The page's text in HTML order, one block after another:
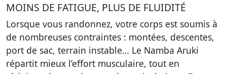
MOINS DE FATIGUE, PLUS DE FLUIDITÉ
Lorsque vous randonnez, votre corps est soumis à
de nombreuses contraintes : montées, descentes,
port de sac, terrain instable… Le Namba Aruki
répartit mieux l’effort musculaire, tout en